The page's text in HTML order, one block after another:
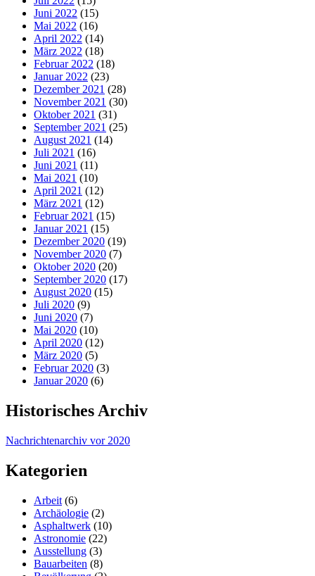
Juni 2022 (15)
Mai 2022 (16)
April 2022 (14)
März 2022 (18)
Februar 2022 (18)
Januar 2022 (23)
Dezember 2021 (28)
November 2021 (30)
Oktober 2021 (31)
September 2021 (25)
August 2021 (14)
Juli 2021 (16)
Juni 2021 (11)
Mai 2021 (10)
April 2021 (12)
März 2021 (12)
Februar 2021 (15)
Januar 2021 (15)
Dezember 2020 (19)
November 2020 (7)
Oktober 2020 (20)
September 2020 (17)
August 2020 (15)
Juli 2020 (9)
Juni 2020 (7)
Mai 2020 (10)
April 2020 (12)
März 2020 (5)
Februar 2020 (3)
Januar 2020 (6)
Historisches Archiv
Nachrichtenarchiv vor 2020
Kategorien
Arbeit (6)
Archäologie (2)
Asphaltwerk (10)
Astronomie (22)
Ausstellung (3)
Bauarbeiten (8)